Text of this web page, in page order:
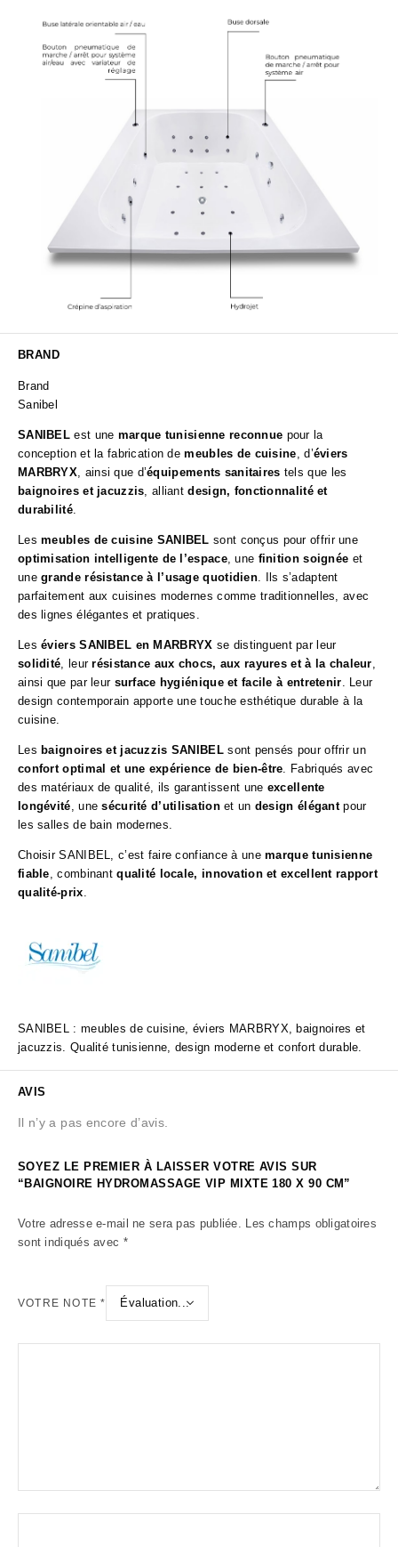
BRAND
Brand
Sanibel
SANIBEL est une marque tunisienne reconnue pour la
conception et la fabrication demeubles de cuisine , d’éviers
MARBRYX , ainsi que d’équipements sanitaires tels que les
baignoires et jacuzzis , alliantdesign, fonctionnalité et
durabilité.
Lesmeubles de cuisine SANIBEL sont conçus pour offrir une
optimisation intelligente de l’espace, une finition soignée et
unegrande résistance à l’usage quotidien . Ils s’adaptent
parfaitement aux cuisines modernes comme traditionnelles, avec
des lignes élégantes et pratiques.
Leséviers SANIBEL en MARBRYX se distinguent par leur
solidité , leurrésistance aux chocs, aux rayures et à la chaleur
ainsi que par leur surface hygiénique et facile à entretenir . Leur
design contemporain apporte une touche esthétique durable à la
cuisine.
Lesbaignoires et jacuzzis SANIBELsont pensés pour offrir un
confort optimal et une expérience de bien-être . Fabriqués avec
des matériaux de qualité, ils garantissent une excellente
longévité , unesécurité d’utilisationet un design élégantpour
les salles de bain modernes.
Choisir SANIBEL, c’est faire confiance à unemarque tunisienne
fiable , combinantqualité locale, innovation et excellent rapport
qualité-prix
SANIBEL : meubles de cuisine, éviers MARBRYX, baignoires et
jacuzzis. Qualité tunisienne, design moderne et confort durable.
AVIS
Il n’y a pas encore d’avis.
SOYEZ LE PREMIER À LAISSER VOTRE AVIS SUR
“BAIGNOIRE HYDROMASSAGE VIP MIXTE 180 X 90 CM”
Votre adresse e-mail ne sera pas publiée.
Les champs obligatoires
sont indiqués avec *
VOTRE NOTE*